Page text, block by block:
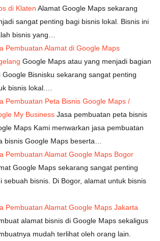
di Klaten Alamat Google Maps sekarang
sangat penting bagi bisnis lokal. Bisnis ini
bisnis yang…
Pembuatan Alamat di Google Maps
Google Maps atau yang menjadi bagian
Google Bisnisku sekarang sangat penting
bisnis lokal.…
Pembuatan Peta Bisnis Google Maps /
My Business Jasa pembuatan peta bisnis
Maps Kami menwarkan jasa pembuatan
bisnis Google Maps beserta…
Pembuatan Alamat Google Maps Bogor
Google Maps sekarang sangat penting
sebuah bisnis. Di Bogor, alamat untuk bisnis
Pembuatan Alamat Google Maps Jakarta
alamat bisnis di Google Maps sekaligus
mudah terlihat oleh orang lain.